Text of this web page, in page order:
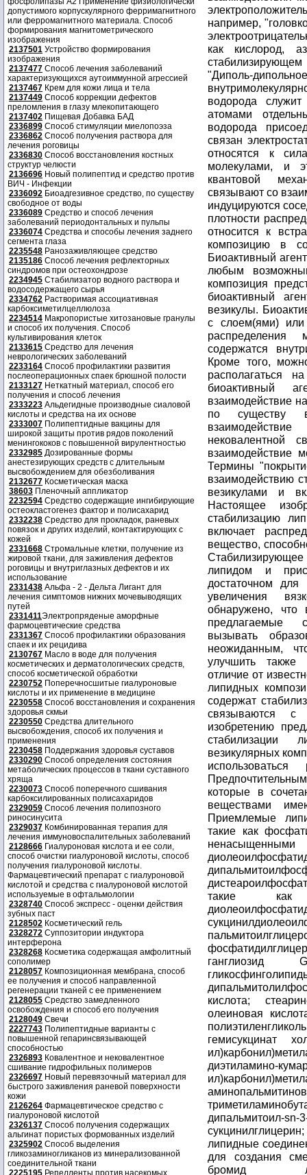
допустимого корпускулярного ферримагнитного
или ферромагнитного материала. Способ
формирования магнитометрического
изображения
2137501 Устройство формирования
изображения
2137477 Способ лечения заболеваний
характеризующихся аутоиммунной агрессией
2137467 Крем для кожи лица и тела
2137449 Способ коррекции дефектов
преломления в глазу млекопитающего
2137402 Пищевая Добавка БАД
2336899 Способ стимуляции миелопоэза
2336862 Способ получения раствора для
лечения роговицы
2336830 Способ восстановления костных
структур челюсти
2136696 Новый полипептид и средство против
ВИЧ - Инфекции
2336092 Биоадгезивное средство, по существу
свободное от воды
2336089 Средство и способ лечения
заболеваний периодонтальных и пульпы
2336074 Средства и способы лечения заднего
сегмента глаза
2235548 Ранозаживляющее средство
2135186 Способ лечения рефлекторных
синдромов при остеохондрозе
2234945 Стабилизатор водного раствора и
водосодержащего сырья
2334762 Растворимая ассоциативная
карбоксиметилцеллюлоза
2234514 Макропористые хитозановые гранулы
и способ их получения. Способ
культивирования клеток
2133615 Средство для лечения
неврологических заболеваний
2233164 Способ профилактики развития
послеоперационных спаек брюшной полости
2133127 Неткатный материал, способ его
получения и способ лечения
2333223 Альдегидные производные сиаловой
кислоты и средства на их основе
2333007 Полипептидные вакцины для
широкой защиты против рядов поколений
менингококов с повышенной вирулентностью
2332985 Дозированные формы
анестезирующих средств с длительным
высвобождением для обезболивания
2132677 Косметическая маска
38603 Пленочный аппликатор
2232594 Средство содержащие ингибирующие
остеокластогенез фактор и полисахарид
2332238 Средство для прокладок, раневых
повязок и других изделий, контактирующих с
кожей
2331668 Стромальные клетки, получение из
жировой ткани, для заживления дефектов
роговицы и внутриглазных дефектов и их
использование
2331438 Альфа - 2 - Дельта Лигант для
лечения симптомов нижних мочевыводящих
путей
2331411Электропряденые аморфные
фармоцевтические средства
2331367 Способ профилактики образования
спаек и их рецидива
2130767 Масло в воде для получения
косметических и дерматологических средств,
способ косметической обработки
2230752 Поперечносшитые гиалуроновые
кислоты и их применение в медицине
2230558 Способ восстановления и сохранения
здоровья скмьи
2230550 Средства длительного
высвобождения, способ их получения и
применения
2230458 Поддержания здоровья суставов
2330290 Способ определения состояния
метаболических процессов в ткани суставного
хряща
2230073 Способ поперечного сшивания
карбоксилированных полисахаридов
2329059 Способ лечения полипозного
риносинусита
2329037 Комбинированная терапия для
лечения иммуновоспалительных заболеваний
2128666 Гиалуроновая кислота и ее соли,
способ очистки гиалуроновой кислоты, способ
получения гиалуроновой кислоты.
Фармацевтический препарат с гиалуроновой
кислотой и средства с гиалуроновой кислотой
используемые в офтальмологии
2328740 Способ экспресс - оценки действия
зубных паст
2128502 Косметический гель
2328272 Суппозитории индуктора
интерферона
2328268 Косметика содержащая амфолитный
сополимер
2128057 Композиционная мембрана, способ
ее получения и способ направленной
регенерации тканей с ее применением
2128055 Средство замедленного
освобождения и способ его получения
2128049 Свечи
2227743 Полипептидные варианты с
повышенной гепаринсвязывающей
способностью
2326893 Ковалентное и нековалентное
сшивание гидрофильных полимеров
2326697 Новый перевязочный материал для
быстрого заживления раневой поверхности
кожи
2126264 Фармацевтическое средство с
гиалуроновой кислотой
2326137 Способ получения содержащих
альгинат пористых формованных изделий
2325902 Способ выделения
гликозаминогликанов из минерализованной
соединительной ткани
2225195 Репелленты против насекомых